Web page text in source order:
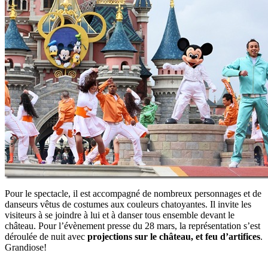
Pour le spectacle, il est accompagné de nombreux personnages et de
danseurs vêtus de costumes aux couleurs chatoyantes. Il invite les
visiteurs à se joindre à lui et à danser tous ensemble devant le
château. Pour l’évènement presse du 28 mars, la représentation s’est
déroulée de nuit avec projections sur le château, et feu d’artifices.
Grandiose!